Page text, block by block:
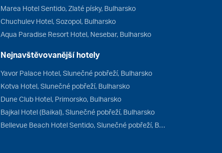
Marea Hotel Sentido, Zlaté písky, Bulharsko
Chuchulev Hotel, Sozopol, Bulharsko
Aqua Paradise Resort Hotel, Nesebar, Bulharsko
Nejnavštěvovanější hotely
Yavor Palace Hotel, Slunečné pobřeží, Bulharsko
Kotva Hotel, Slunečné pobřeží, Bulharsko
Dune Club Hotel, Primorsko, Bulharsko
Bajkal Hotel (Baikal), Slunečné pobřeží, Bulharsko
Bellevue Beach Hotel Sentido, Slunečné pobřeží, Bulharsko